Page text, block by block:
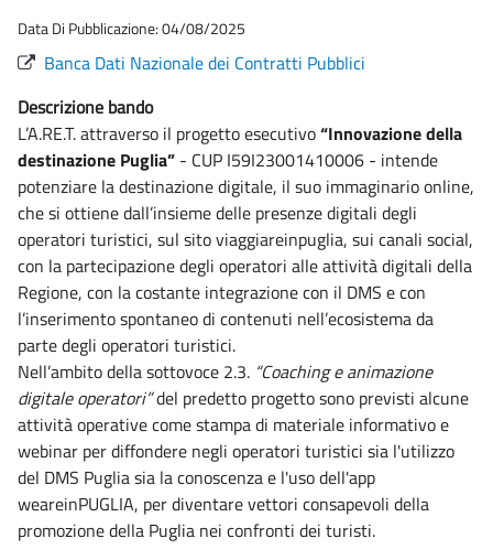
Data Di Pubblicazione: 04/08/2025
Banca Dati Nazionale dei Contratti Pubblici
Descrizione bando
L’A.RE.T. attraverso il progetto esecutivo“Innovazione della
destinazione Puglia” - CUP I59I23001410006 - intende
potenziare la destinazione digitale, il suo immaginario online,
che si ottiene dall’insieme delle presenze digitali degli
operatori turistici, sul sito viaggiareinpuglia, sui canali social,
con la partecipazione degli operatori alle attività digitali della
Regione, con la costante integrazione con il DMS e con
l’inserimento spontaneo di contenuti nell’ecosistema da
parte degli operatori turistici.
Nell’ambito della sottovoce 2.3. “Coaching e animazione
digitale operatori”del predetto progetto sono previsti alcune
attività operative come stampa di materiale informativo e
webinar per diffondere negli operatori turistici sia l'utilizzo
del DMS Puglia sia la conoscenza e l'uso dell'app
weareinPUGLIA, per diventare vettori consapevoli della
promozione della Puglia nei confronti dei turisti.